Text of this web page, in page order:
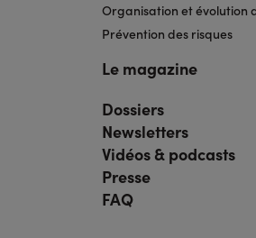
Organisation et évolution
Prévention des risques
Le magazine
Navigation
pied
de
page
bis
Dossiers
Newsletters
Vidéos & podcasts
Presse
FAQ